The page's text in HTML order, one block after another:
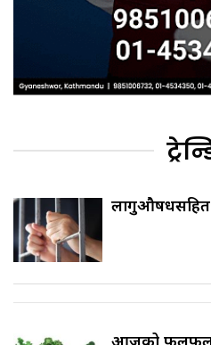
लागुऔषधसहित
आजको फलफूल